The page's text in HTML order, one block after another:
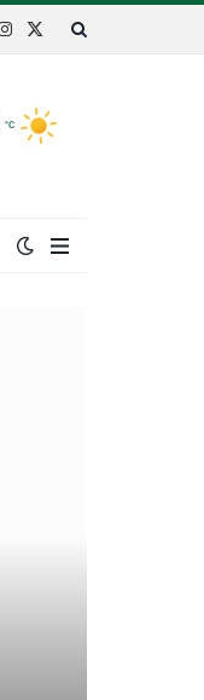
Instagram
X
°C